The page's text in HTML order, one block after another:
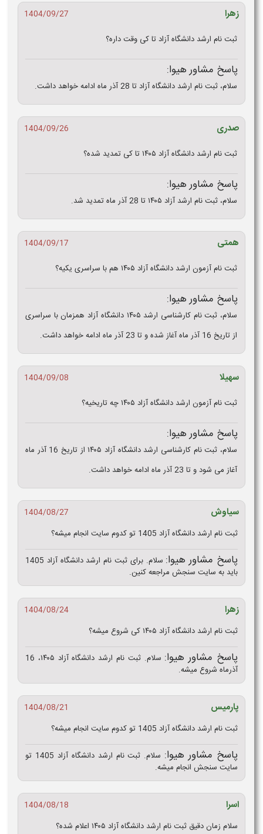
زهرا
1404/09/27
ثبت نام ارشد دانشگاه آزاد تا کی وقت داره؟
پاسخ مشاور هیوا:
سلام، ثبت نام ارشد دانشگاه آزاد تا 28 آذر ماه ادامه خواهد داشت.
صدری
1404/09/26
ثبت نام ارشد دانشگاه آزاد ۱۴۰۵ تا کی تمدید شده؟
پاسخ مشاور هیوا:
سلام، ثبت نام ارشد آزاد ۱۴۰۵ تا 28 آذر ماه تمدید شد.
همتی
1404/09/17
ثبت نام آزمون ارشد دانشگاه آزاد ۱۴۰۵ هم با سراسری یکیه؟
پاسخ مشاور هیوا:
سلام، ثبت نام کارشناسی ارشد ۱۴۰۵ دانشگاه آزاد همزمان با سراسری
از تاریخ 16 آذر ماه آغاز شده و تا 23 آذر ماه ادامه خواهد داشت.
سهیلا
1404/09/08
ثبت نام آزمون ارشد دانشگاه آزاد ۱۴۰۵ چه تاریخیه؟
پاسخ مشاور هیوا:
سلام، ثبت نام کارشناسی ارشد دانشگاه آزاد ۱۴۰۵ از تاریخ 16 آذر ماه
آغاز می شود و تا 23 آذر ماه ادامه خواهد داشت.
سیاوش
1404/08/27
ثبت نام ارشد دانشگاه آزاد 1405 تو کدوم سایت انجام میشه؟
پاسخ مشاور هیوا:
سلام. برای ثبت نام ارشد دانشگاه آزاد 1405
باید به سایت سنجش مراجعه کنین.
زهرا
1404/08/24
ثبت نام ارشد دانشگاه آزاد ۱۴۰۵ کی شروع میشه؟
پاسخ مشاور هیوا:
سلام. ثبت نام ارشد دانشگاه آزاد ۱۴۰۵، 16
آذرماه شروع میشه.
پارمیس
1404/08/21
ثبت نام ارشد دانشگاه آزاد 1405 تو کدوم سایت انجام میشه؟
پاسخ مشاور هیوا:
سلام. ثبت نام ارشد دانشگاه آزاد 1405 تو
سایت سنجش انجام میشه.
اسرا
1404/08/18
سلام زمان دقیق ثبت نام ارشد دانشگاه آزاد ۱۴۰۵ اعلام شده؟